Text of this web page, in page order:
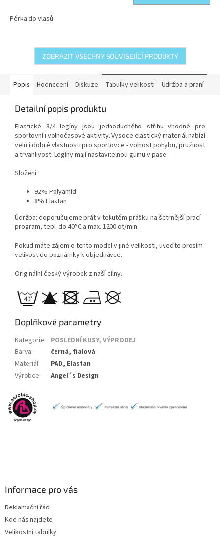
Pérka do vlasů
ZOBRAZIT VŠECHNY SOUVISEJÍCÍ PRODUKTY
Popis Hodnocení Diskuze Tabulky velikosti Udržba a praní
Detailní popis produktu
Elastické 3/4 legíny jsou jednoduchého střihu vhodné pro
sportovní i volnočasové aktivity. Vysoce elastický materiál nabízí
velmi dobré vlastnosti pro sportovce - volnost pohybu, pružnost
a trvanlivost. Legíny mají nastavitelnou gumu v pase.
Složení:
92% Polyamid
8% Elastan
Údržba: doporučujeme prát v tekutém prášku na šetrnější prací
program, tepl. do 40°C a max. 1200 ot/min.
Pokud máte zájem o tento model v jiné velikosti, uveďte prosím
velikost do poznámky k objednávce.
Originální český výrobek z naší dílny.
Doplňkové parametry
Kategorie: POSLEDNÍ KUSY, VÝPRODEJ
Barva:
černá, fialová
Materiál:
PAD, Elastan
Výrobce: Angel´s Design
Informace pro vás
Reklamační řád
Kde nás najdete
Velikostní tabulky